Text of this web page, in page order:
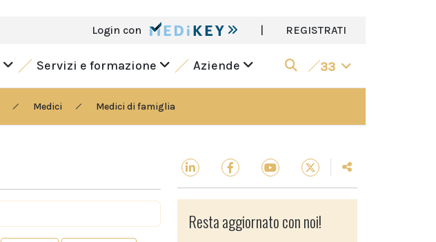
Login con | REGISTRATI
Servizi e formazione Aziende 33
Medici Medici di famiglia
Resta aggiornato con noi!